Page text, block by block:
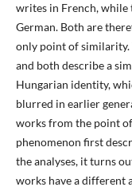
writes in French, while
German. Both are
only point of
and both describe a
Hungarian identity,
blurred in earlier
works from the point
phenomenon first
the analyses, it turns
works have a different